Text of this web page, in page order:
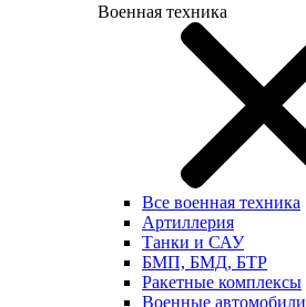
Военная техника
Все военная техника
Артиллерия
Танки и САУ
БМП, БМД, БТР
Ракетные комплексы
Военные автомобили